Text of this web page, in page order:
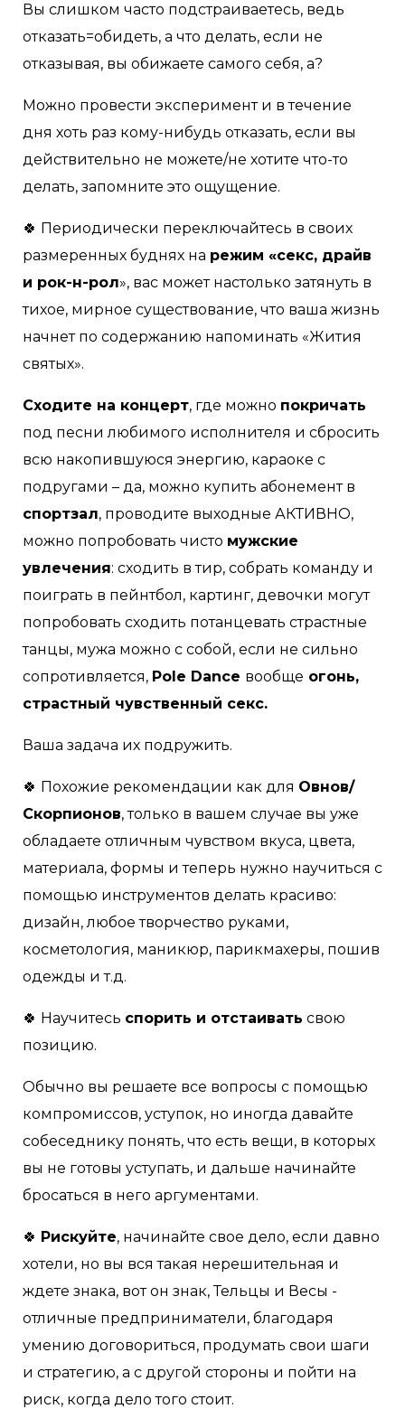
Вы слишком часто подстраиваетесь, ведь
отказать=обидеть, а что делать, если не
отказывая, вы обижаете самого себя, а?
Можно провести эксперимент и в течение
дня хоть раз кому-нибудь отказать, если вы
действительно не можете/не хотите что-то
делать, запомните это ощущение.
🍀 Периодически переключайтесь в своих
размеренных буднях на режим «секс, драйв
и рок-н-рол», вас может настолько затянуть в
тихое, мирное существование, что ваша жизнь
начнет по содержанию напоминать «Жития
святых».
Сходите на концерт, где можно покричать
под песни любимого исполнителя и сбросить
всю накопившуюся энергию, караоке с
подругами – да, можно купить абонемент в
спортзал, проводите выходные АКТИВНО,
можно попробовать чисто мужские
увлечения: сходить в тир, собрать команду и
поиграть в пейнтбол, картинг, девочки могут
попробовать сходить потанцевать страстные
танцы, мужа можно с собой, если не сильно
сопротивляется, Pole Dance вообще огонь,
страстный чувственный секс.
Ваша задача их подружить.
🍀 Похожие рекомендации как для Овнов/
Скорпионов, только в вашем случае вы уже
обладаете отличным чувством вкуса, цвета,
материала, формы и теперь нужно научиться с
помощью инструментов делать красиво:
дизайн, любое творчество руками,
косметология, маникюр, парикмахеры, пошив
одежды и т.д.
🍀 Научитесь спорить и отстаивать свою
позицию.
Обычно вы решаете все вопросы с помощью
компромиссов, уступок, но иногда давайте
собеседнику понять, что есть вещи, в которых
вы не готовы уступать, и дальше начинайте
бросаться в него аргументами.
🍀 Рискуйте, начинайте свое дело, если давно
хотели, но вы вся такая нерешительная и
ждете знака, вот он знак, Тельцы и Весы -
отличные предприниматели, благодаря
умению договориться, продумать свои шаги
и стратегию, а с другой стороны и пойти на
риск, когда дело того стоит.